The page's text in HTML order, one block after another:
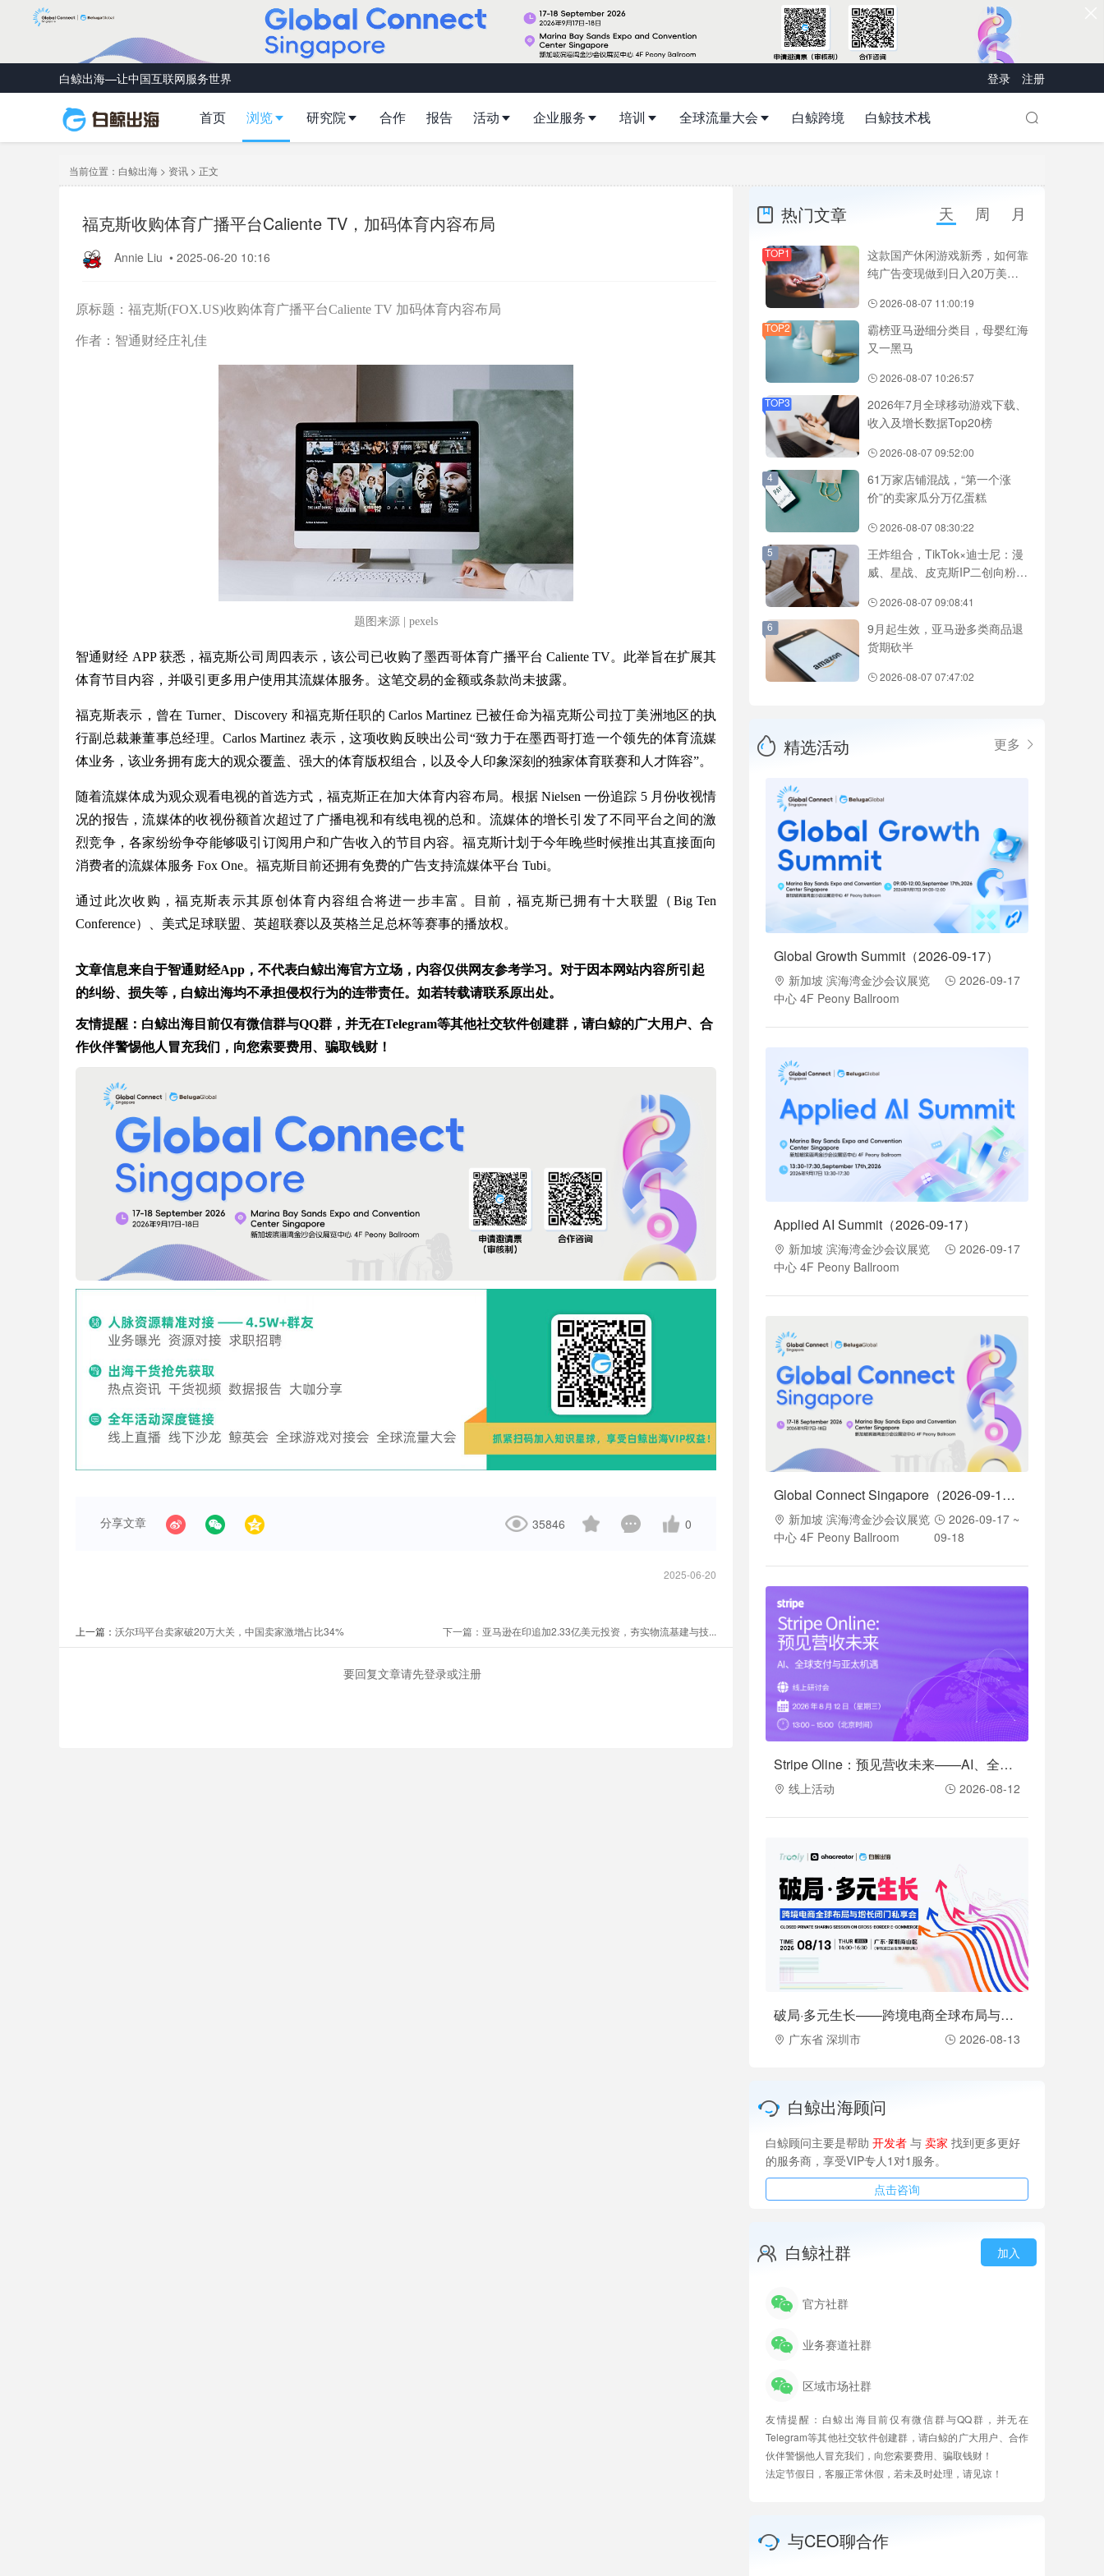
白鲸出海—让中国互联网服务世界 登录 注册
首页 浏览 研究院 合作 报告 活动 企业服务 培训 全球流量大会 白鲸跨境 白鲸技术栈
当前位置： 白鲸出海 > 资讯 > 正文
福克斯收购体育广播平台Caliente TV，加码体育内容布局
Annie Liu • 2025-06-20 10:16
原标题：福克斯(FOX.US)收购体育广播平台Caliente TV 加码体育内容布局
作者：智通财经庄礼佳
题图来源 | pexels
智通财经 APP 获悉，福克斯公司周四表示，该公司已收购了墨西哥体育广播平台 Caliente TV。此举旨在扩展其
体育节目内容，并吸引更多用户使用其流媒体服务。这笔交易的金额或条款尚未披露。
福克斯表示，曾在 Turner、Discovery 和福克斯任职的 Carlos Martinez 已被任命为福克斯公司拉丁美洲地区的执
行副总裁兼董事总经理。Carlos Martinez 表示，这项收购反映出公司“致力于在墨西哥打造一个领先的体育流媒
体业务，该业务拥有庞大的观众覆盖、强大的体育版权组合，以及令人印象深刻的独家体育联赛和人才阵容”。
随着流媒体成为观众观看电视的首选方式，福克斯正在加大体育内容布局。根据 Nielsen 一份追踪 5 月份收视情
况的报告，流媒体的收视份额首次超过了广播电视和有线电视的总和。流媒体的增长引发了不同平台之间的激
烈竞争，各家纷纷争夺能够吸引订阅用户和广告收入的节目内容。福克斯计划于今年晚些时候推出其直接面向
消费者的流媒体服务 Fox One。福克斯目前还拥有免费的广告支持流媒体平台 Tubi。
通过此次收购，福克斯表示其原创体育内容组合将进一步丰富。目前，福克斯已拥有十大联盟（Big Ten
Conference）、美式足球联盟、英超联赛以及英格兰足总杯等赛事的播放权。
文章信息来自于智通财经App，不代表白鲸出海官方立场，内容仅供网友参考学习。对于因本网站内容所引起
的纠纷、损失等，白鲸出海均不承担侵权行为的连带责任。如若转载请联系原出处。
友情提醒：白鲸出海目前仅有微信群与QQ群，并无在Telegram等其他社交软件创建群，请白鲸的广大用户、合
作伙伴警惕他人冒充我们，向您索要费用、骗取钱财！
分享文章 35846 0
2025-06-20
上一篇： 沃尔玛平台卖家破20万大关，中国卖家激增占比34% 下一篇： 亚马逊在印追加2.33亿美元投资，夯实物流基建与技...
要回复文章请先登录或注册
热门文章 天 周 月
TOP1
这款国产休闲游戏新秀，如何靠
纯广告变现做到日入20万美
2026-08-07 11:00:19
TOP2
霸榜亚马逊细分类目，母婴红海
又一黑马
2026-08-07 10:26:57
TOP3
2026年7月全球移动游戏下载、
收入及增长数据Top20榜
2026-08-07 09:52:00
4
61万家店铺混战，“第一个涨
价”的卖家瓜分万亿蛋糕
2026-08-07 08:30:22
5
王炸组合，TikTok×迪士尼：漫
威、星战、皮克斯IP二创向粉丝
2026-08-07 09:08:41
6
9月起生效，亚马逊多类商品退
货期砍半
2026-08-07 07:47:02
精选活动 更多
Global Growth Summit（2026-09-17）
新加坡 滨海湾金沙会议展览
中心 4F Peony Ballroom
2026-09-17
Applied AI Summit（2026-09-17）
新加坡 滨海湾金沙会议展览
中心 4F Peony Ballroom
2026-09-17
Global Connect Singapore（2026-09-17至2026-09-18）
新加坡 滨海湾金沙会议展览
中心 4F Peony Ballroom
2026-09-17 ~
09-18
Stripe Oline：预见营收未来——AI、全球支付与亚太机遇（2026-08-12）
线上活动 2026-08-12
破局·多元生长——跨境电商全球布局与增长闭门私享会（2026-08-13）
广东省 深圳市 2026-08-13
白鲸出海顾问
白鲸顾问主要是帮助 开发者 与 卖家 找到更多更好
的服务商，享受VIP专人1对1服务。
点击咨询
白鲸社群 加入
官方社群
业务赛道社群
区域市场社群
友情提醒：白鲸出海目前仅有微信群与QQ群，并无在
Telegram等其他社交软件创建群，请白鲸的广大用户、合作
伙伴警惕他人冒充我们，向您索要费用、骗取钱财！
法定节假日，客服正常休假，若未及时处理，请见谅！
与CEO聊合作